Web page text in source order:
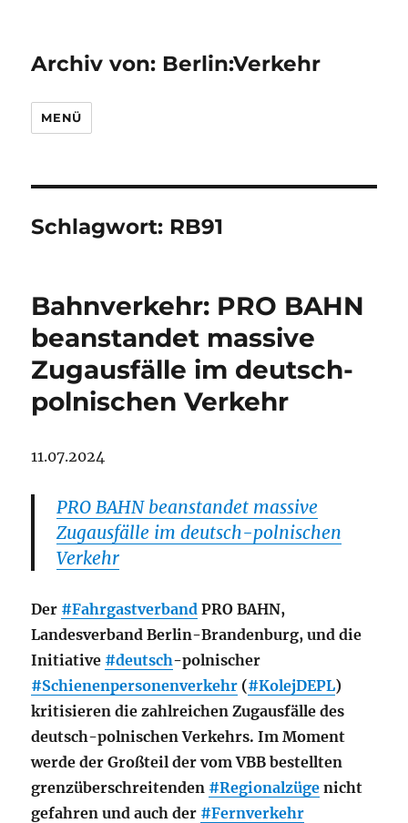
Archiv von: Berlin:Verkehr
MENÜ
Schlagwort: RB91
Bahnverkehr: PRO BAHN
beanstandet massive
Zugausfälle im deutsch-
polnischen Verkehr
11.07.2024
PRO BAHN beanstandet massive
Zugausfälle im deutsch-polnischen
Verkehr
Der #Fahrgastverband PRO BAHN,
Landesverband Berlin-Brandenburg, und die
Initiative #deutsch-polnischer
#Schienenpersonenverkehr (#KolejDEPL)
kritisieren die zahlreichen Zugausfälle des
deutsch-polnischen Verkehrs. Im Moment
werde der Großteil der vom VBB bestellten
grenzüberschreitenden #Regionalzüge nicht
gefahren und auch der #Fernverkehr